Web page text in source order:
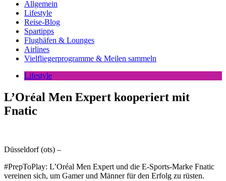
Allgemein
Lifestyle
Reise-Blog
Spartipps
Flughäfen & Lounges
Airlines
Vielfliegerprogramme & Meilen sammeln
Lifestyle
L’Oréal Men Expert kooperiert mit
Fnatic
Düsseldorf (ots) –
#PrepToPlay: L’Oréal Men Expert und die E-Sports-Marke Fnatic
vereinen sich, um Gamer und Männer für den Erfolg zu rüsten.